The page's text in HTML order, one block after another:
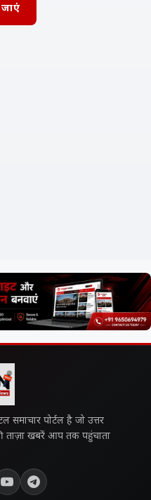
पोर्टल है जो उत्तर
ताज़ा खबरें आप तक पहुंचाता